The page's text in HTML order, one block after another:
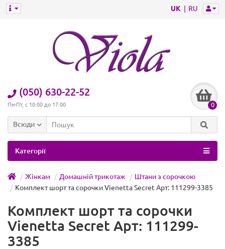
UK RU
(050) 630-22-52
Пн-Пт, с 10:00 до 17:00 0
Всюди
Категорії
Жінкам Домашній трикотаж
Штани з сорочкою
Комплект шорт та сорочки Vienetta Secret Арт: 111299-3385
Комплект шорт та сорочки
Vienetta Secret Арт: 111299-
3385